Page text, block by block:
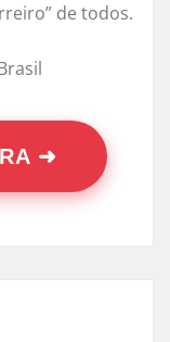
de todos.
➜